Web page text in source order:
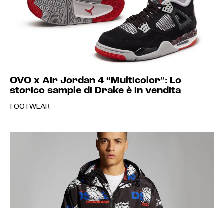
OVO x Air Jordan 4 “Multicolor”: Lo
storico sample di Drake è in vendita
FOOTWEAR